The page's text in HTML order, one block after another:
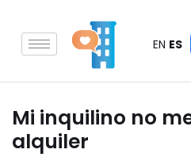
EN ES
Mi inquilino no
alquiler